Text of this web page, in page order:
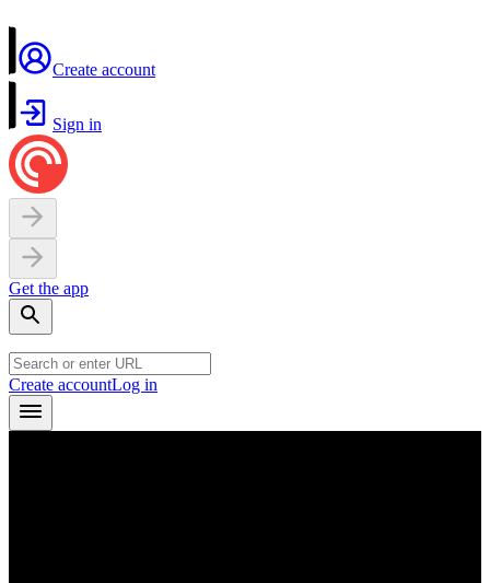
Create account
Sign in
Get the app
Create accountLog in